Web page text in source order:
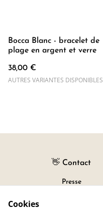
Bocca Blanc - bracelet de
plage en argent et verre
38,00 €
AUTRES VARIANTES DISPONIBLES
👋 Contact
Presse
Cookies